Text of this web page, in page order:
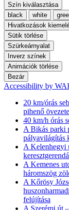
Szín kiválasztása
black
white
Hivatkozások
Sütik törlése
Szürkeárnyalat
Inverz színek
Animációk törlése
Bezár
Accessibility by
20 km/órás
pihenő
40 km/h órás
A Bikás parki
pályavilágítás
A Kelenhegyi
A Kemenes
háromszög
A Kőrösy
felújítása
A Szerémi út